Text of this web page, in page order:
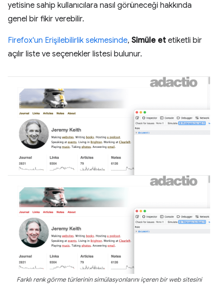
yetisine sahip kullanıcılara nasıl görüneceği hakkında
genel bir fikir verebilir.
Firefox'un Erişilebilirlik sekmesinde, Simüle et etiketli bir
açılır liste ve seçenekler listesi bulunur.
Farklı renk görme türlerinin simülasyonlarını içeren bir web sitesini